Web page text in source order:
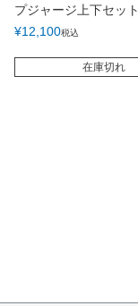
プジャージ上下セット
¥12,100税込
在庫切れ